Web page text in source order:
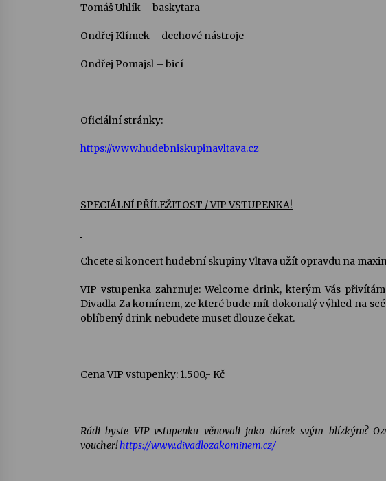
Tomáš Uhlík – baskytara
Ondřej Klímek – dechové nástroje
Ondřej Pomajsl – bicí
Oficiální stránky:
https://www.hudebniskupinavltava.cz
SPECIÁLNÍ PŘÍLEŽITOST / VIP VSTUPENKA!
Chcete si koncert hudební skupiny Vltava užít opravdu na
VIP vstupenka zahrnuje: Welcome drink, kterým Vás
Divadla Za komínem, ze které bude mít dokonalý výhled na
oblíbený drink nebudete muset dlouze čekat.
Cena VIP vstupenky: 1.500,- Kč
Rádi byste VIP vstupenku věnovali jako dárek svým blízkým?
voucher!https://www.divadlozakominem.cz/